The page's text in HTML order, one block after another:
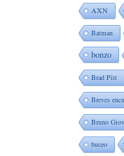
AXN
Batman
bonzo
Brad Pitt
Breves
Bruno
buceo